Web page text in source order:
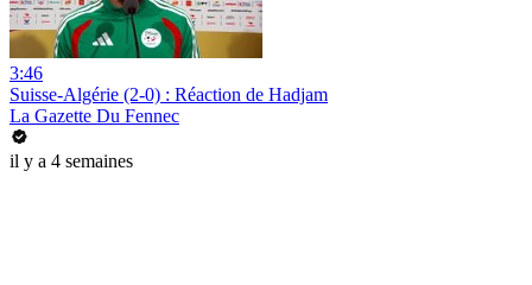
3:46
Suisse-Algérie (2-0) : Réaction de Hadjam
La Gazette Du Fennec
il y a 4 semaines